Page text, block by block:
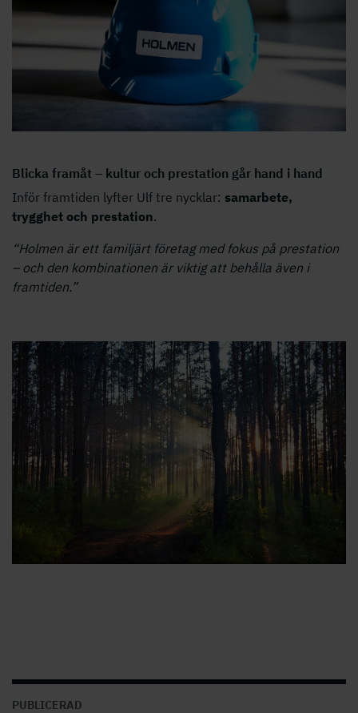
Blicka framåt – kultur och prestation går hand i hand
Inför framtiden lyfter Ulf tre nycklar: samarbete,
trygghet och prestation.
“Holmen är ett familjärt företag med fokus på prestation
– och den kombinationen är viktig att behålla även i
framtiden.”
PUBLICERAD